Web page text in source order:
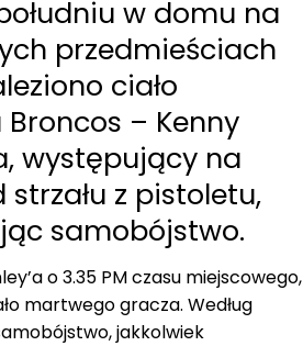
w domu na
przedmieściach
ciało
– Kenny
występujący na
z pistoletu,
samobójstwo.
o 3.35 PM czasu miejscowego,
martwego gracza. Według
jakkolwiek